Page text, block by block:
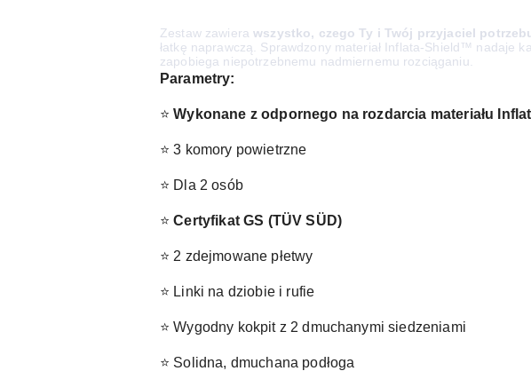
Zestaw zawierawszystko, czego Ty i Twój przyjaciel
łatkę naprawczą. Sprawdzony materiał Inflata-Shield™ nadaje
zapobiega niepotrzebnemu nadmiernemu rozciąganiu.
Parametry:
⭐Wykonane z odpornego na rozdarcia materiału
⭐ 3 komory powietrzne
⭐ Dla 2 osób
⭐Certyfikat GS (TÜV SÜD)
⭐ 2 zdejmowane płetwy
⭐ Linki na dziobie i rufie
⭐ Wygodny kokpit z 2 dmuchanymi siedzeniami
⭐ Solidna, dmuchana podłoga